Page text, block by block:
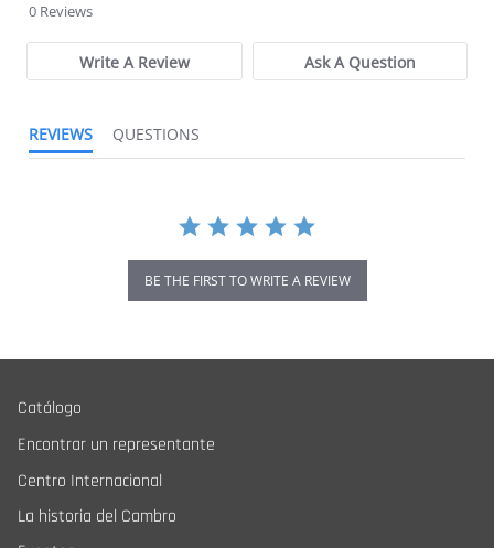
0 Reviews
Write A Review Ask A Question
REVIEWS QUESTIONS
BE THE FIRST TO WRITE A REVIEW
Catálogo
Encontrar un representante
Centro Internacional
La historia del Cambro